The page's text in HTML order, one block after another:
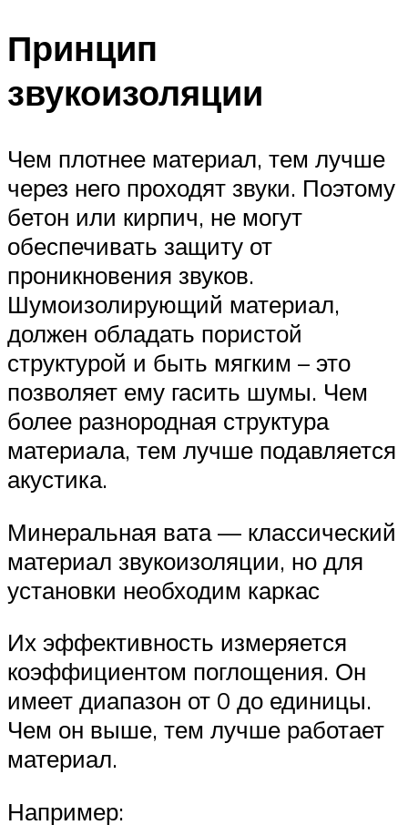
Принцип
звукоизоляции
Чем плотнее материал, тем лучше
через него проходят звуки. Поэтому
бетон или кирпич, не могут
обеспечивать защиту от
проникновения звуков.
Шумоизолирующий материал,
должен обладать пористой
структурой и быть мягким – это
позволяет ему гасить шумы. Чем
более разнородная структура
материала, тем лучше подавляется
акустика.
Минеральная вата — классический
материал звукоизоляции, но для
установки необходим каркас
Их эффективность измеряется
коэффициентом поглощения. Он
имеет диапазон от 0 до единицы.
Чем он выше, тем лучше работает
материал.
Например: